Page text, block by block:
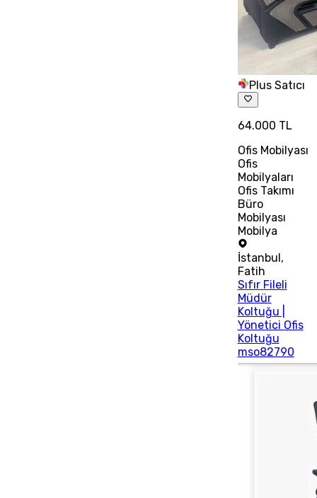
Plus Satıcı
64.000 TL
Ofis Mobilyası
Ofis
Mobilyaları
Ofis Takımı
Büro
Mobilyası
Mobilya
İstanbul,
Fatih
Sıfır Fileli
Müdür
Koltuğu |
Yönetici Ofis
Koltuğu
mso82790